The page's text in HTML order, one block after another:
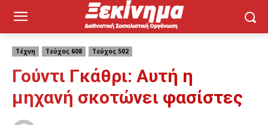
Τέχνη Τεύχος 608 Τεύχος 502
Γούντι Γκάθρι: Αυτή η
μηχανή σκοτώνει φασίστες